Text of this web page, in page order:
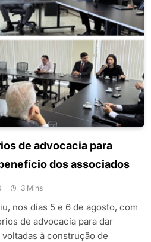
de advocacia para
dos associados
3 Mins
nos dias 5 e 6 de agosto, com
de advocacia para dar
à construção de